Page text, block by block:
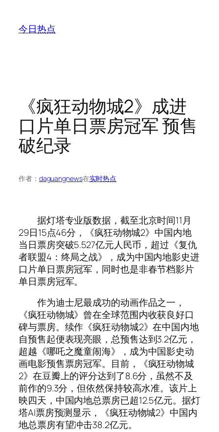
今日热点
《疯狂动物城2》成进
口片单日票房冠军 预售
破纪录
作者： daguangnews在实时热点
据灯塔专业版数据，截至北京时间11月
29日15点46分，《疯狂动物城2》中国内地
当日票房突破5.527亿元人民币，超过《复仇
者联盟4：终局之战》，成为中国内地影史进
口片单日票房冠军，同时也是非春节档影片
单日票房冠军。
作为迪士尼最成功的动画作品之一，
《疯狂动物城》曾在全球范围内收获良好口
碑与票房。续作《疯狂动物城2》在中国内地
自预售起便表现亮眼，总预售达到3.2亿元，
超越《哪吒之魔童闹海》，成为中国影史动
画电影预售票房冠军。目前，《疯狂动物城
2》在豆瓣上的评分达到了8.6分，虽然不及
前作的9.3分，但依然保持较高水准。该片上
映四天，中国内地总票房已超12.5亿元。据灯
塔AI票房预测显示，《疯狂动物城2》中国内
地总票房有望冲击38.2亿元。